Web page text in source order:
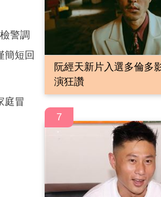
警調
簡短回
庭冒
阮經天新片入選多倫
演狂讚
7